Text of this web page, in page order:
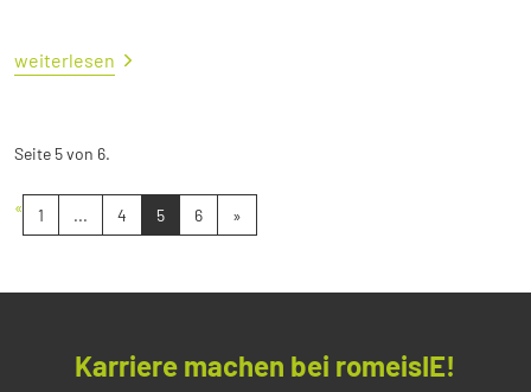
weiterlesen
Seite 5 von 6.
« 1 ... 4 5 6 »
Karriere machen bei romeisIE!